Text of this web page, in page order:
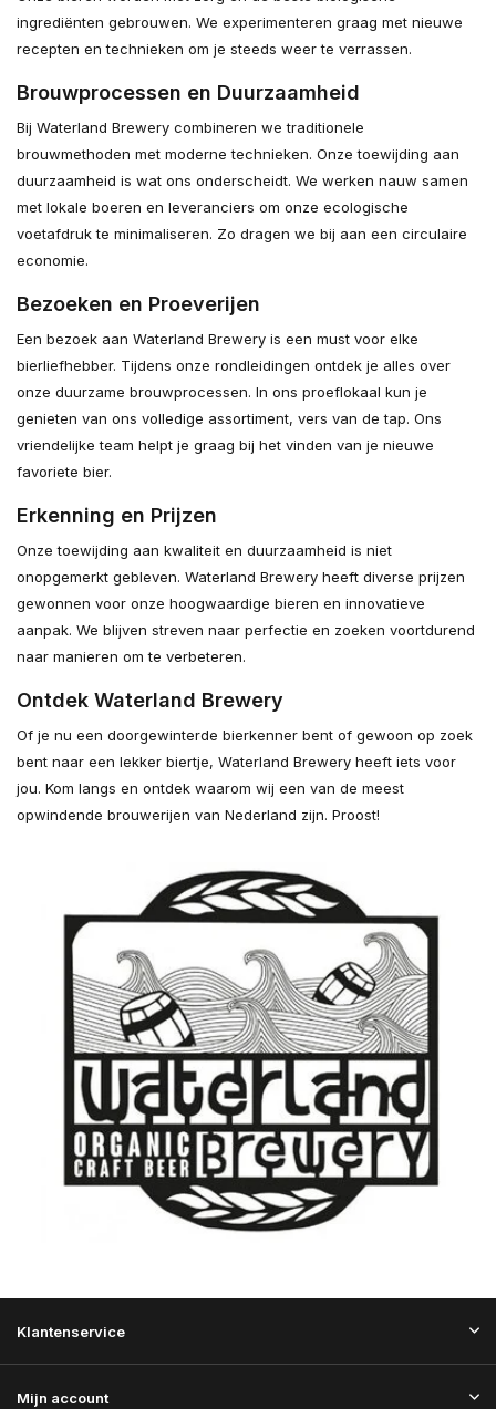
ingrediënten gebrouwen. We experimenteren graag met nieuwe
recepten en technieken om je steeds weer te verrassen.
Brouwprocessen en Duurzaamheid
Bij Waterland Brewery combineren we traditionele
brouwmethoden met moderne technieken. Onze toewijding aan
duurzaamheid is wat ons onderscheidt. We werken nauw samen
met lokale boeren en leveranciers om onze ecologische
voetafdruk te minimaliseren. Zo dragen we bij aan een circulaire
economie.
Bezoeken en Proeverijen
Een bezoek aan Waterland Brewery is een must voor elke
bierliefhebber. Tijdens onze rondleidingen ontdek je alles over
onze duurzame brouwprocessen. In ons proeflokaal kun je
genieten van ons volledige assortiment, vers van de tap. Ons
vriendelijke team helpt je graag bij het vinden van je nieuwe
favoriete bier.
Erkenning en Prijzen
Onze toewijding aan kwaliteit en duurzaamheid is niet
onopgemerkt gebleven. Waterland Brewery heeft diverse prijzen
gewonnen voor onze hoogwaardige bieren en innovatieve
aanpak. We blijven streven naar perfectie en zoeken voortdurend
naar manieren om te verbeteren.
Ontdek Waterland Brewery
Of je nu een doorgewinterde bierkenner bent of gewoon op zoek
bent naar een lekker biertje, Waterland Brewery heeft iets voor
jou. Kom langs en ontdek waarom wij een van de meest
opwindende brouwerijen van Nederland zijn. Proost!
Klantenservice
Mijn account